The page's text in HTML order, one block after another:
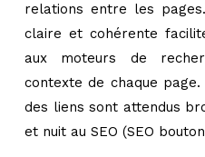
relations entre les
claire et cohérente
aux moteurs de
contexte de chaque
des liens sont attendus
et nuit au SEO (SEO